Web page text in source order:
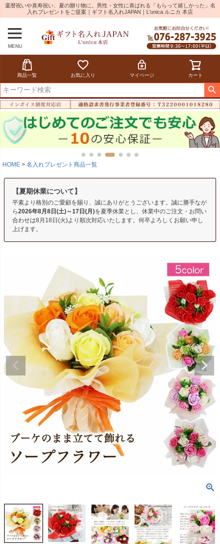
還暦祝いや喜寿祝い、夏の贈り物に。男性・女性に喜ばれる「もらって嬉しかった」名
入れプレゼントをご提案｜ギフト名入れJAPAN｜L'unica ルニカ 本店
MENU
商品一覧 お気に入り マイページ カート
HOME 名入れプレゼント商品一覧
【夏期休業について】
平素より格別のご愛顧を賜り、誠にありがとうございます。誠に勝手なが
ら2026年8月8日(土)～17日(月)を夏季休業とし、休業中のご注文・お問い
合わせは8月18日(火)より順次対応いたします。何卒よろしくお願い申し
上げます。